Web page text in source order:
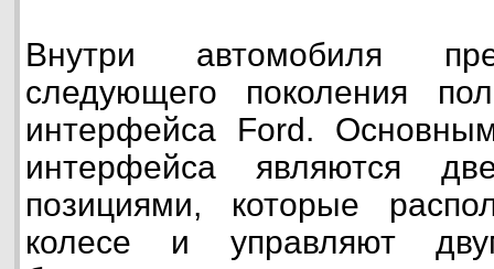
Внутри автомобиля
следующего поколения
интерфейса Ford.
интерфейса являются
позициями, которые
колесе и управляют